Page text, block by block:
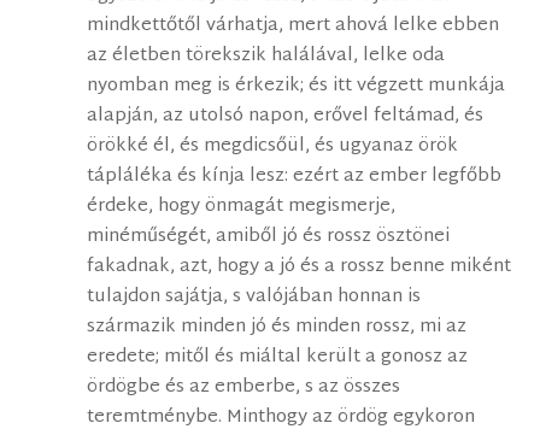
mindkettőtől várhatja, mert ahová lelke ebben
az életben törekszik halálával, lelke oda
nyomban meg is érkezik; és itt végzett munkája
alapján, az utolsó napon, erővel feltámad, és
örökké él, és megdicsőül, és ugyanaz örök
tápláléka és kínja lesz: ezért az ember legfőbb
érdeke, hogy önmagát megismerje,
minéműségét, amiből jó és rossz ösztönei
fakadnak, azt, hogy a jó és a rossz benne miként
tulajdon sajátja, s valójában honnan is
származik minden jó és minden rossz, mi az
eredete; mitől és miáltal került a gonosz az
ördögbe és az emberbe, s az összes
teremtménybe. Minthogy az ördög egykoron